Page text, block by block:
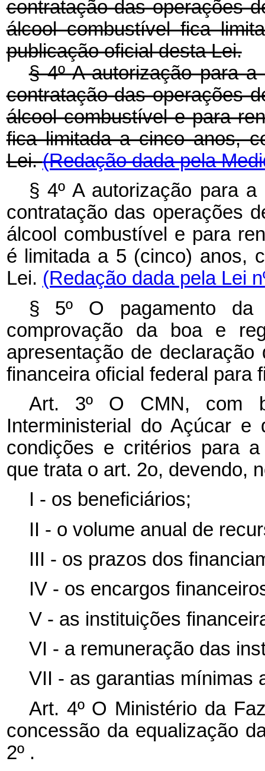
contratação das operações
álcool combustível fica
publicação oficial desta Lei.
§ 4ºA autorização para
contratação das operações
álcool combustível e para
fica limitada a cinco anos,
Lei.(Redação dada pela
§ 4º A autorização para
contratação das operações
álcool combustível e para
é limitada a 5 (cinco) anos,
Lei. (Redação dada pela Lei
§ 5º O pagamento da
comprovação da boa e
apresentação de
financeira oficial federal para
Art. 3º O CMN, com
Interministerial do Açúcar
condições e critérios para
que trata o art. 2o, devendo,
I - os beneficiários;
II - o volume anual de
III - os prazos dos
IV - os encargos
V - as instituições
VI - a remuneração das
VII - as garantias mínimas
Art. 4º O Ministério da
concessão da equalização
2º .